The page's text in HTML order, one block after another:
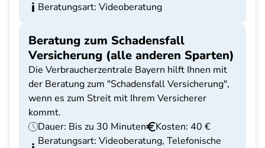
Beratungsart: Videoberatung
Beratung zum Schadensfall
Versicherung (alle anderen Sparten)
Die Verbraucherzentrale Bayern hilft Ihnen mit
der Beratung zum "Schadensfall Versicherung",
wenn es zum Streit mit Ihrem Versicherer
kommt.
Dauer: Bis zu 30 Minuten
Kosten: 40 €
Beratungsart: Videoberatung, Telefonische